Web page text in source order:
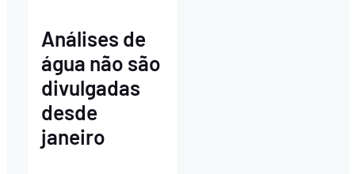
Análises de
água não são
divulgadas
desde
janeiro